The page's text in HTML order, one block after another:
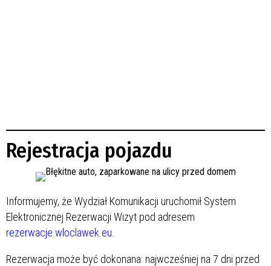
Rejestracja pojazdu
Informujemy, że Wydział Komunikacji uruchomił System
Elektronicznej Rezerwacji Wizyt pod adresem
rezerwacje.wloclawek.eu
Rezerwacja może być dokonana: najwcześniej na 7 dni przed